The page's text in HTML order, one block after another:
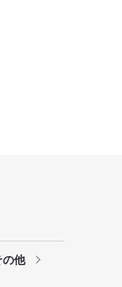
の他